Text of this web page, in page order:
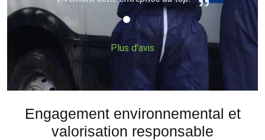
Plus d'avis
Engagement environnemental et
valorisation responsable